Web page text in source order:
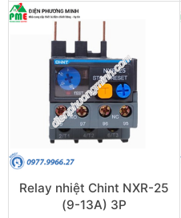
Relay nhiệt Chint NXR-25
(9-13A) 3P